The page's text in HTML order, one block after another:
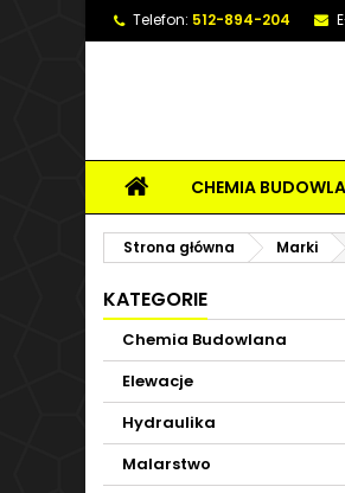
Telefon: 512-894-204
CHEMIA
Strona główna Marki
KATEGORIE
Chemia Budowlana
Elewacje
Hydraulika
Malarstwo